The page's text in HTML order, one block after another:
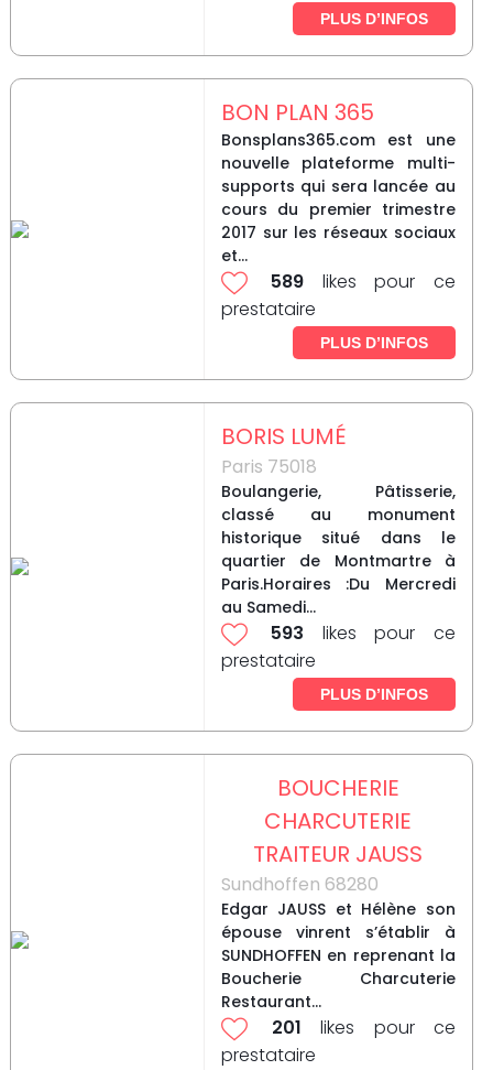
PLUS D’INFOS
BON PLAN 365
Bonsplans365.com est une
nouvelle plateforme multi-
supports qui sera lancée au
cours du premier trimestre
2017 sur les réseaux sociaux
et...
589 likes pour ce
prestataire
PLUS D’INFOS
BORIS LUMÉ
Paris 75018
Boulangerie, Pâtisserie,
classé au monument
historique situé dans le
quartier de Montmartre à
Paris.Horaires :Du Mercredi
au Samedi...
593 likes pour ce
prestataire
PLUS D’INFOS
BOUCHERIE
CHARCUTERIE
TRAITEUR JAUSS
Sundhoffen 68280
Edgar JAUSS et Hélène son
épouse vinrent s’établir à
SUNDHOFFEN en reprenant la
Boucherie Charcuterie
Restaurant...
201 likes pour ce
prestataire